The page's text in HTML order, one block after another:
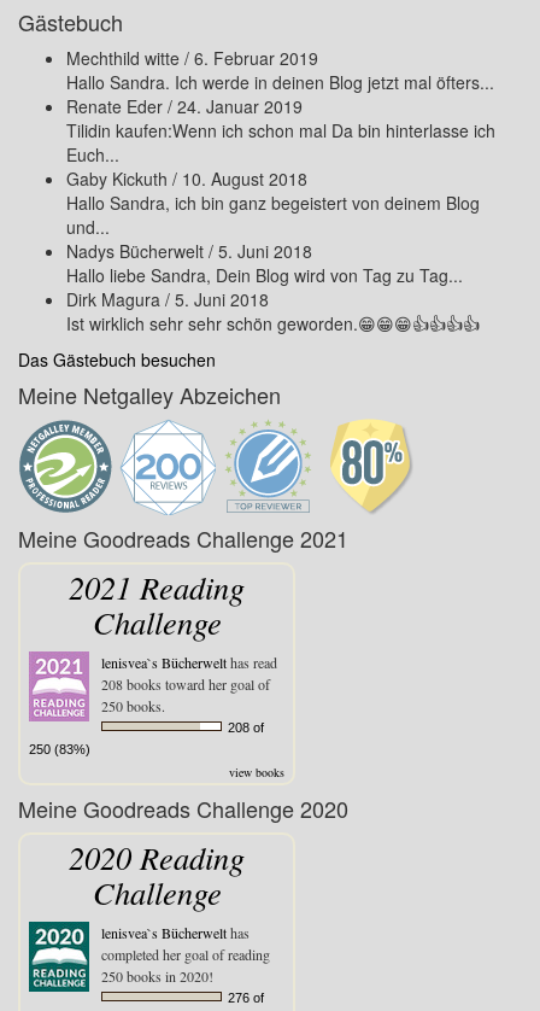
Gästebuch
Mechthild witte / 6. Februar 2019
Hallo Sandra. Ich werde in deinen Blog jetzt mal öfters...
Renate Eder / 24. Januar 2019
Tilidin kaufen:Wenn ich schon mal Da bin hinterlasse ich
Euch...
Gaby Kickuth / 10. August 2018
Hallo Sandra, ich bin ganz begeistert von deinem Blog
und...
Nadys Bücherwelt / 5. Juni 2018
Hallo liebe Sandra, Dein Blog wird von Tag zu Tag...
Dirk Magura / 5. Juni 2018
Ist wirklich sehr sehr schön geworden.😁😁😁👍👍👍👍
Das Gästebuch besuchen
Meine Netgalley Abzeichen
Meine Goodreads Challenge 2021
2021 Reading
Challenge
lenisvea`s Bücherwelthas read
208 books toward her goal of
250 books.
208 of
250 (83%)
view books
Meine Goodreads Challenge 2020
2020 Reading
Challenge
lenisvea`s Bücherwelthas
completed her goal of reading
250 books in 2020!
276 of